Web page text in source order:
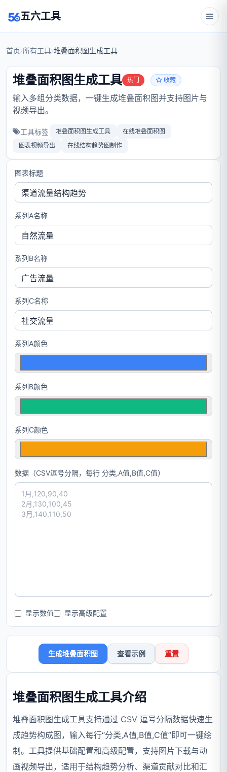
五六工具
首页 所有工具 堆叠面积图生成工具
堆叠面积图生成工具 热门 收藏
输入多组分类数据，一键生成堆叠面积图并支持图片与
视频导出。
工具标签 堆叠面积图生成工具
在线堆叠面积图
图表视频导出
在线结构趋势图制作
图表标题
系列A名称
系列B名称
系列C名称
系列A颜色
系列B颜色
系列C颜色
数据（CSV逗号分隔，每行 分类,A值,B值,C值）
显示数值 显示高级配置
生成堆叠面积图 查看示例 重置
堆叠面积图生成工具介绍
堆叠面积图生成工具支持通过 CSV 逗号分隔数据快速生
成趋势构成图，输入每行“分类,A值,B值,C值”即可一键绘
制。工具提供基础配置和高级配置，支持图片下载与动
画视频导出，适用于结构趋势分析、渠道贡献对比和汇